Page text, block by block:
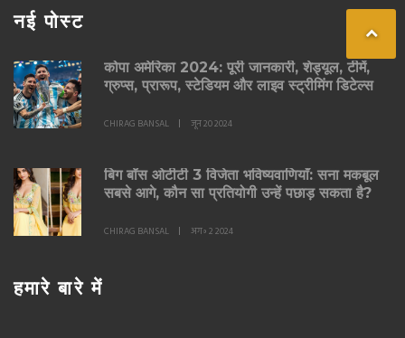
नई पोस्ट
कोपा अमेरिका 2024: पूरी जानकारी, शेड्यूल, टीमें,
ग्रुप्स, प्रारूप, स्टेडियम और लाइव स्ट्रीमिंग डिटेल्स
CHIRAG BANSAL जून 20 2024
बिग बॉस ओटीटी 3 विजेता भविष्यवाणियाँ: सना मकबूल
सबसे आगे, कौन सा प्रतियोगी उन्हें पछाड़ सकता है?
CHIRAG BANSAL अग॰ 2 2024
हमारे बारे में